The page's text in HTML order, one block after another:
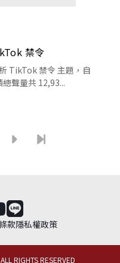
禁令
TikTok 禁令 主題，自
聲量共 12,93...
款隱私權政策
RIGHTS RESERVED